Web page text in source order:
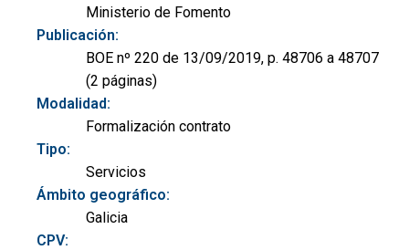
Ministerio de Fomento
Publicación:
BOE nº 220 de 13/09/2019, p. 48706 a 48707
(2 páginas)
Modalidad:
Formalización contrato
Tipo:
Servicios
Ámbito geográfico:
Galicia
CPV: